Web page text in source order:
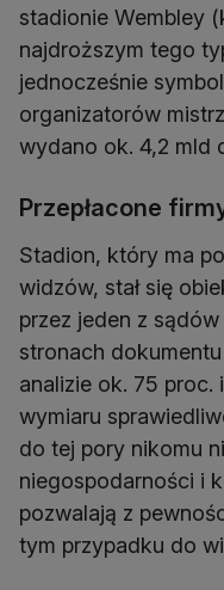
stadionie Wembley
najdroższym tego
jednocześnie
organizatorów
wydano ok. 4,2 mld
Przepłacone
Stadion, który ma
widzów, stał się
przez jeden z
stronach
analizie ok. 75
wymiaru
do tej pory nikomu
niegospodarności i
pozwalają z
tym przypadku do